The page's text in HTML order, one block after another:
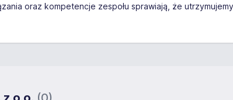
oraz kompetencje zespołu sprawiają, że